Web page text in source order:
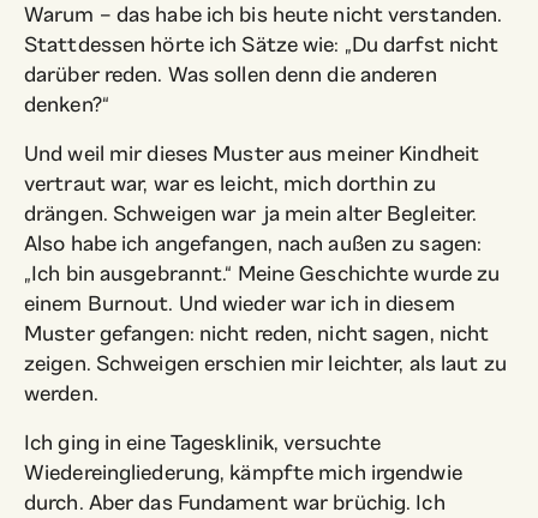
Warum – das habe ich bis heute nicht verstanden.
Stattdessen hörte ich Sätze wie: „Du darfst nicht
darüber reden. Was sollen denn die anderen
denken?“
Und weil mir dieses Muster aus meiner Kindheit
vertraut war, war es leicht, mich dorthin zu
drängen. Schweigen war ja mein alter Begleiter.
Also habe ich angefangen, nach außen zu sagen:
„Ich bin ausgebrannt.“ Meine Geschichte wurde zu
einem Burnout. Und wieder war ich in diesem
Muster gefangen: nicht reden, nicht sagen, nicht
zeigen. Schweigen erschien mir leichter, als laut zu
werden.
Ich ging in eine Tagesklinik, versuchte
Wiedereingliederung, kämpfte mich irgendwie
durch. Aber das Fundament war brüchig. Ich